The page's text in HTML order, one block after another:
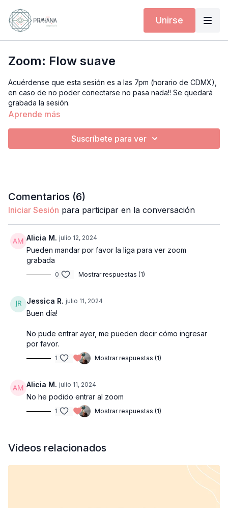
Unirse
Zoom: Flow suave
Acuérdense que esta sesión es a las 7pm (horario de CDMX),
en caso de no poder conectarse no pasa nada!! Se quedará
grabada la sesión.
Aprende más
Suscríbete para ver
Comentarios (6)
Iniciar Sesión para participar en la conversación
Alicia M. julio 12, 2024
Pueden mandar por favor la liga para ver zoom
grabada
0 Mostrar respuestas (1)
Jessica R. julio 11, 2024
Buen día!
No pude entrar ayer, me pueden decir cómo ingresar
por favor.
1 Mostrar respuestas (1)
Alicia M. julio 11, 2024
No he podido entrar al zoom
1 Mostrar respuestas (1)
Vídeos relacionados